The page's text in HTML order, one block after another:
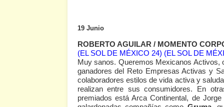
19 Junio
ROBERTO AGUILAR / MOMENTO
(EL SOL DE MÉXICO 24) (EL SOL DE
Muy sanos. Queremos Mexicanos Activos,
ganadores del Reto Empresas Activas y
colaboradores estilos de vida activa y
realizan entre sus consumidores. En
premiados está Arca Continental, de